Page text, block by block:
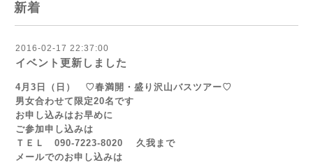
新着
2016-02-17 22:37:00
イベント更新しました
4月3日（日） ♡春満開・盛り沢山バスツアー♡
男女合わせて限定20名です
お申し込みはお早めに
ご参加申し込みは
ＴＥＬ 090-7223-8020 久我まで
メールでのお申し込みは